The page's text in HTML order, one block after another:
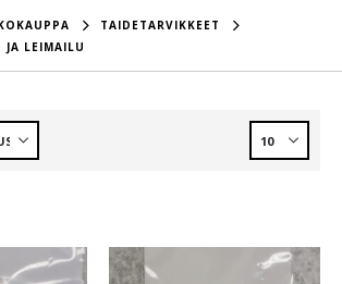
TAIDETARVIKKEET
JA LEIMAILU